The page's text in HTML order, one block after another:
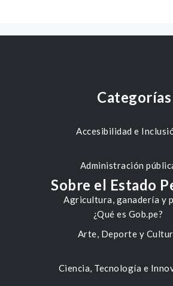
Categorías
Accesibilidad e
Administración
Agricultura, ganadería y
Arte, Deporte y
Ciencia, Tecnología e
Sobre el Estado
¿Qué es Gob.pe?